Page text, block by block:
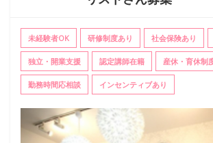
未経験者OK 研修制度あり 社会保険あり
独立・開業支援 認定講師在籍 産休・育休制
勤務時間応相談 インセンティブあり